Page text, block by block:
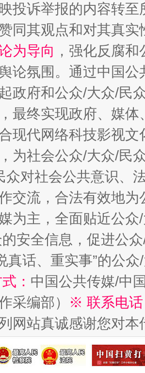
域中谋全局
今
博鳌关键词
魏明亮
投诉举报的内容转
同其观点和对其真实
为导向 ，强化反腐
论氛围。通过中国
政府和公众/大众/民
最终实现政府、媒
现代网络科技影视
为社会公众/大众/民
众对社会公共意识、
交流，合法有效地
为主，全面贴近公
安全信息，促进公
真话、重实事”的公
： 中国公共传媒/中
采编部）
※ 联系电
网站真诚感谢您对